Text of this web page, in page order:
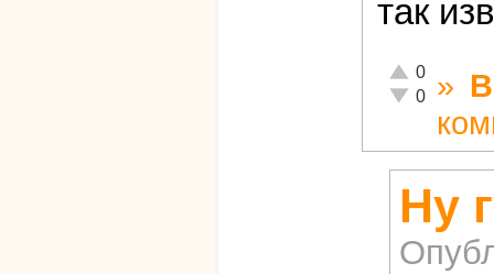
так
Отлично!
0
Неадекватно!
0 »
Ну